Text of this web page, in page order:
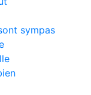
sympas